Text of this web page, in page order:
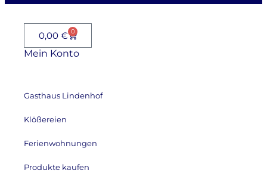
0,00 € 0
Mein Konto
Gasthaus Lindenhof
Klößereien
Ferienwohnungen
Produkte kaufen